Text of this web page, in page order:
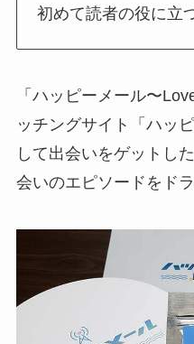
初めて読者の役に立
「ハッピーメール〜
ッチングサイト「ハッ
して出会いをゲットし
会いのエピソードをド